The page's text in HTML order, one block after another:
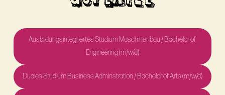
Ausbildungsintegriertes Studium Maschinenbau / Bachelor of
Engineering (m/w/d)
Duales Studium Business Adminstration / Bachelor of Arts (m/w/d)